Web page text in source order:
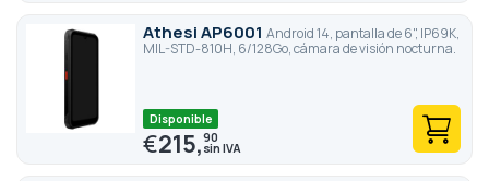
Athesi AP6001 Android 14, pantalla de 6", IP69K,
MIL-STD-810H, 6/128Go, cámara de visión nocturna.
Disponible
€215,90